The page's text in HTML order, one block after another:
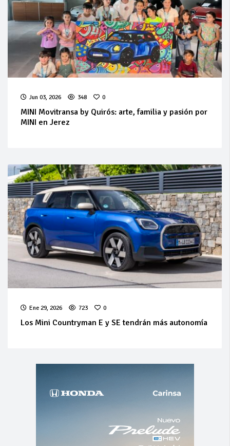
Jun 03, 2026 348 0
MINI Movitransa by Quirós: arte, familia y pasión por
MINI en Jerez
Ene 29, 2026 723 0
Los Mini Countryman E y SE tendrán más autonomía